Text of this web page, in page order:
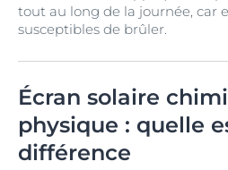
tout au long de la journée, car
susceptibles de brûler.
Écran solaire
physique : quelle
différence